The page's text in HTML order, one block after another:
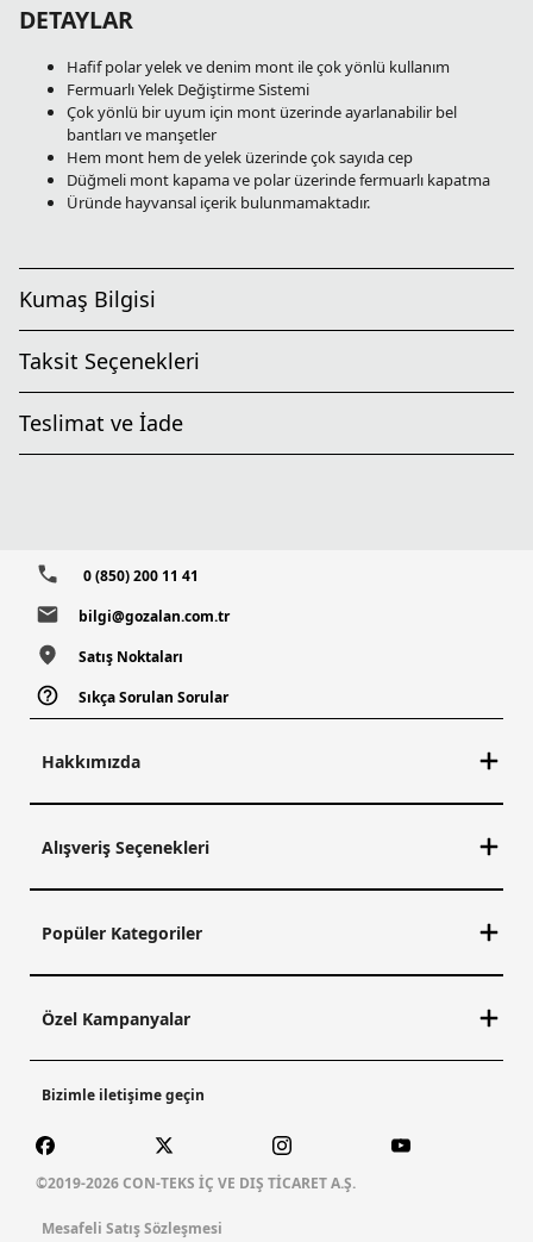
DETAYLAR
Hafif polar yelek ve denim mont ile çok yönlü kullanım
Fermuarlı Yelek Değiştirme Sistemi
Çok yönlü bir uyum için mont üzerinde ayarlanabilir bel
bantları ve manşetler
Hem mont hem de yelek üzerinde çok sayıda cep
Düğmeli mont kapama ve polar üzerinde fermuarlı kapatma
Üründe hayvansal içerik bulunmamaktadır.
Kumaş Bilgisi
Taksit Seçenekleri
Teslimat ve İade
0 (850) 200 11 41
bilgi@gozalan.com.tr
Satış Noktaları
Sıkça Sorulan Sorular
Hakkımızda
Alışveriş Seçenekleri
Popüler Kategoriler
Özel Kampanyalar
Bizimle iletişime geçin
©2019-2026 CON-TEKS İÇ VE DIŞ TİCARET A.Ş.
Mesafeli Satış Sözleşmesi